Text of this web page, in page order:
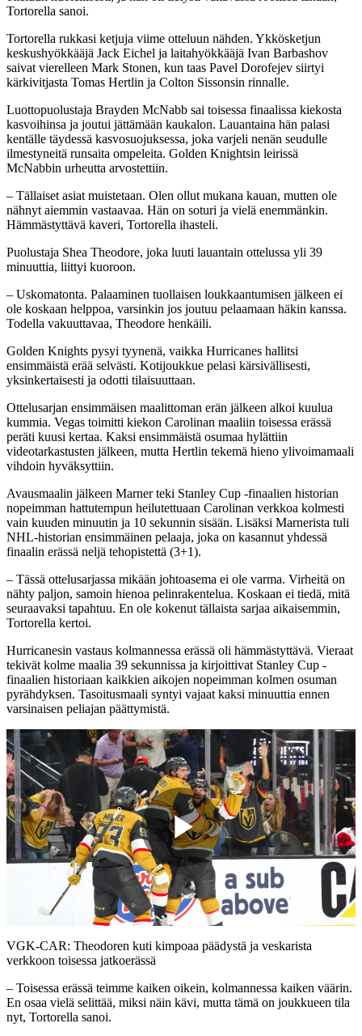
Tortorella sanoi.
Tortorella rukkasi ketjuja viime otteluun nähden. Ykkösketjun
keskushyökkääjä Jack Eichel ja laitahyökkääjä Ivan Barbashov
saivat vierelleen Mark Stonen, kun taas Pavel Dorofejev siirtyi
kärkivitjasta Tomas Hertlin ja Colton Sissonsin rinnalle.
Luottopuolustaja Brayden McNabb sai toisessa finaalissa kiekosta
kasvoihinsa ja joutui jättämään kaukalon. Lauantaina hän palasi
kentälle täydessä kasvosuojuksessa, joka varjeli nenän seudulle
ilmestyneitä runsaita ompeleita. Golden Knightsin leirissä
McNabbin urheutta arvostettiin.
– Tällaiset asiat muistetaan. Olen ollut mukana kauan, mutten ole
nähnyt aiemmin vastaavaa. Hän on soturi ja vielä enemmänkin.
Hämmästyttävä kaveri, Tortorella ihasteli.
Puolustaja Shea Theodore, joka luuti lauantain ottelussa yli 39
minuuttia, liittyi kuoroon.
– Uskomatonta. Palaaminen tuollaisen loukkaantumisen jälkeen ei
ole koskaan helppoa, varsinkin jos joutuu pelaamaan häkin kanssa.
Todella vakuuttavaa, Theodore henkäili.
Golden Knights pysyi tyynenä, vaikka Hurricanes hallitsi
ensimmäistä erää selvästi. Kotijoukkue pelasi kärsivällisesti,
yksinkertaisesti ja odotti tilaisuuttaan.
Ottelusarjan ensimmäisen maalittoman erän jälkeen alkoi kuulua
kummia. Vegas toimitti kiekon Carolinan maaliin toisessa erässä
peräti kuusi kertaa. Kaksi ensimmäistä osumaa hylättiin
videotarkastusten jälkeen, mutta Hertlin tekemä hieno ylivoimamaali
vihdoin hyväksyttiin.
Avausmaalin jälkeen Marner teki Stanley Cup -finaalien historian
nopeimman hattutempun heilutettuaan Carolinan verkkoa kolmesti
vain kuuden minuutin ja 10 sekunnin sisään. Lisäksi Marnerista tuli
NHL-historian ensimmäinen pelaaja, joka on kasannut yhdessä
finaalin erässä neljä tehopistettä (3+1).
– Tässä ottelusarjassa mikään johtoasema ei ole varma. Virheitä on
nähty paljon, samoin hienoa pelinrakentelua. Koskaan ei tiedä, mitä
seuraavaksi tapahtuu. En ole kokenut tällaista sarjaa aikaisemmin,
Tortorella kertoi.
Hurricanesin vastaus kolmannessa erässä oli hämmästyttävä. Vieraat
tekivät kolme maalia 39 sekunnissa ja kirjoittivat Stanley Cup -
finaalien historiaan kaikkien aikojen nopeimman kolmen osuman
pyrähdyksen. Tasoitusmaali syntyi vajaat kaksi minuuttia ennen
varsinaisen peliajan päättymistä.
Play
Video
VGK-CAR: Theodoren kuti kimpoaa päädystä ja veskarista
verkkoon toisessa jatkoerässä
– Toisessa erässä teimme kaiken oikein, kolmannessa kaiken väärin.
En osaa vielä selittää, miksi näin kävi, mutta tämä on joukkueen tila
nyt, Tortorella sanoi.